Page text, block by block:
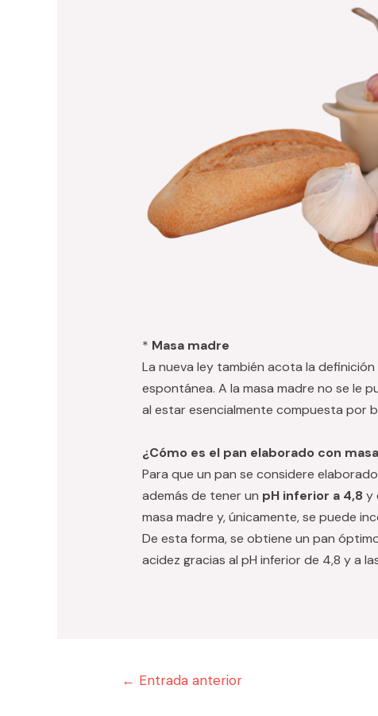
* Masa madre
La nueva ley también acota la
espontánea. A la masa madre no se le
al estar esencialmente compuesta por
¿Cómo es el pan elaborado con
Para que un pan se considere
además de tener un pH inferior a 4,8y
masa madre y, únicamente, se puede
De esta forma, se obtiene un pan
acidez gracias al pH inferior de 4,8 y a
Navegación
← Entrada anterior